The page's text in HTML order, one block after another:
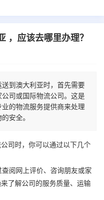
，应该去哪里办理？
到澳大利亚时，首先需要
司或国际物流公司。这是
的物流服务提供商来处理
安全。
司时，你可以通过以下几个
阅网上评价、咨询朋友或家
了解公司的服务质量、运输